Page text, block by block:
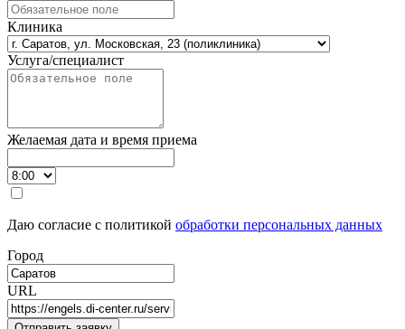
Клиника
Услуга/специалист
Желаемая дата и время приема
Даю согласие с политикой обработки персональных данных
Город
URL